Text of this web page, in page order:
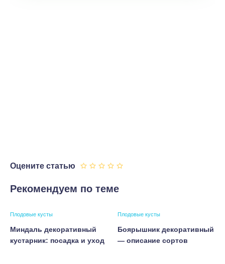
Оцените статью
Рекомендуем по теме
Плодовые кусты
Миндаль декоративный
кустарник: посадка и уход
Плодовые кусты
Боярышник декоративный
— описание сортов